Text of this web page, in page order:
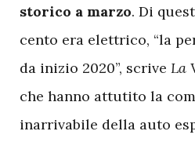
storico a marzo. Di
cento era elettrico, “la
da inizio 2020”, scrive La
che hanno attutito la
inarrivabile della auto